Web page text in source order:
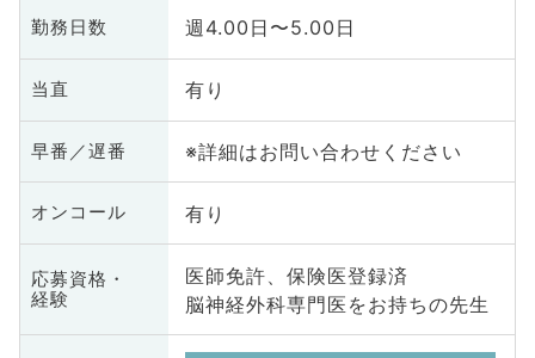
勤務日数 週4.00日〜5.00日
当直 有り
早番／遅番 ※詳細はお問い合わせください
オンコール 有り
応募資格・
経験
医師免許、保険医登録済
脳神経外科専門医をお持ちの先生